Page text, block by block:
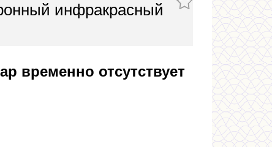
инфракрасный
временно отсутствует